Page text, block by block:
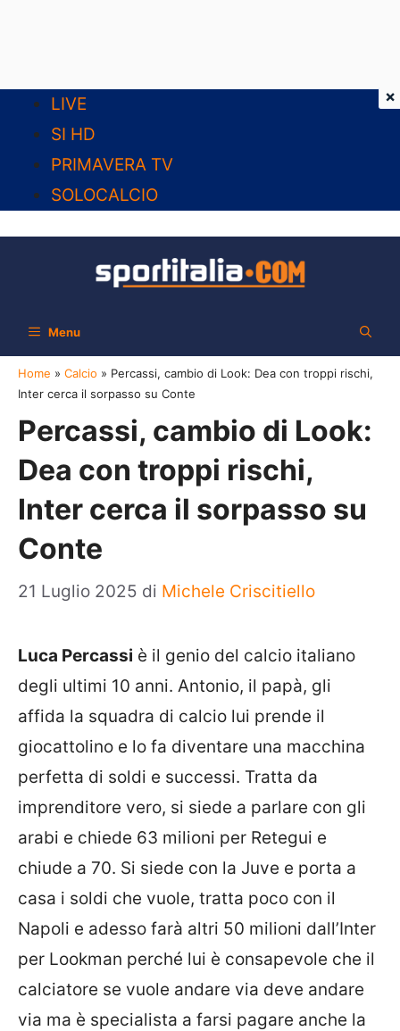
contenuto
LIVE
SI HD
PRIMAVERA TV
SOLOCALCIO
Menu
Home » Calcio » Percassi, cambio di Look: Dea con troppi rischi,
Inter cerca il sorpasso su Conte
Percassi, cambio di Look:
Dea con troppi rischi,
Inter cerca il sorpasso su
Conte
21 Luglio 2025 di Michele Criscitiello
Luca Percassi è il genio del calcio italiano
degli ultimi 10 anni. Antonio, il papà, gli
affida la squadra di calcio lui prende il
giocattolino e lo fa diventare una macchina
perfetta di soldi e successi. Tratta da
imprenditore vero, si siede a parlare con gli
arabi e chiede 63 milioni per Retegui e
chiude a 70. Si siede con la Juve e porta a
casa i soldi che vuole, tratta poco con il
Napoli e adesso farà altri 50 milioni dall’Inter
per Lookman perché lui è consapevole che il
calciatore se vuole andare via deve andare
via ma è specialista a farsi pagare anche la
×